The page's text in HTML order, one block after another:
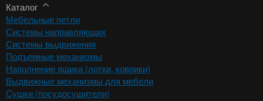
Каталог
Мебельные петли
Системы направляющих
Системы выдвижения
Подъемные механизмы
Наполнение ящика (лотки, коврики)
Выдвижные механизмы для мебели
Сушки (посудосушители)